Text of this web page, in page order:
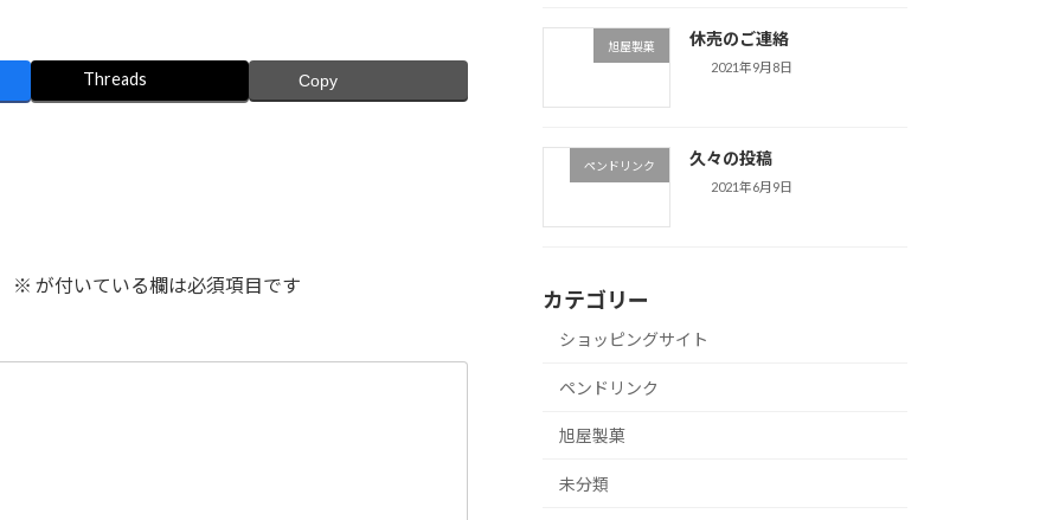
Threads Copy
※ が付いている欄は必須項目です
旭屋製菓 休売のご連絡
2021年9月8日
ペンドリンク 久々の投稿
2021年6月9日
カテゴリー
ショッピングサイト
ペンドリンク
旭屋製菓
未分類